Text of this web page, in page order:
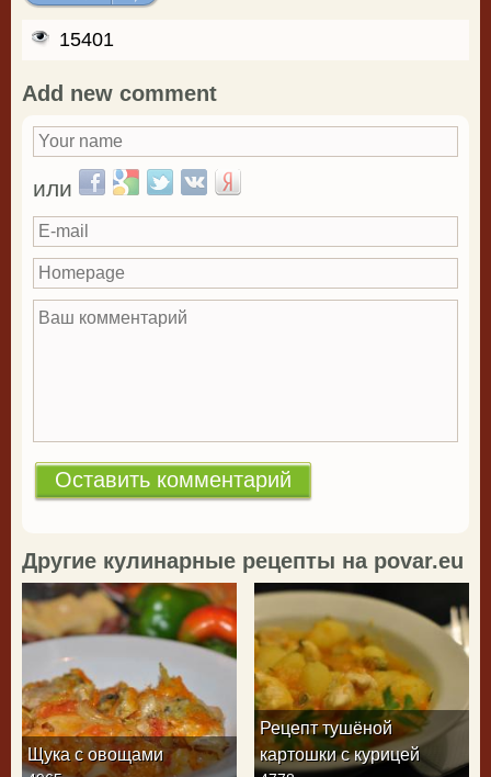
15401
Add new comment
Your name
или Login with Facebook
Login with Google
Login with Twitter
Login with VKontakte
Login with Yandex
E-mail
Homepage
Ваш комментарий
Другие кулинарные рецепты на povar.eu
Щука с овощами
Рецепт тушёной
картошки с курицей